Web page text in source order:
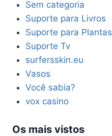
Sem categoria
Suporte para Livros
Suporte para Plantas
Suporte Tv
surfersskin.eu
Vasos
Você sabia?
vox casino
Os mais vistos